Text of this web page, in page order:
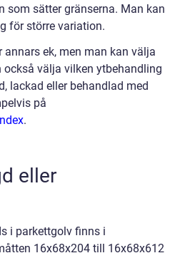
som sätter gränserna. Man kan
för större variation.
ek, men man kan välja
välja vilken ytbehandling
lackad eller behandlad med
på
.
eller
i parkettgolv finns i
16x68x204 till 16x68x612